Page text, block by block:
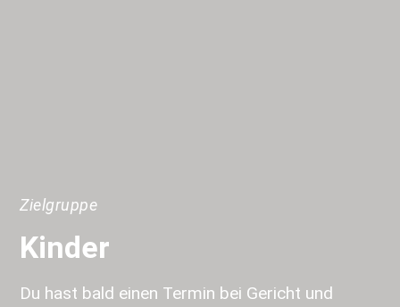
Zielgruppe
Kinder
Du hast bald einen Termin bei Gericht und